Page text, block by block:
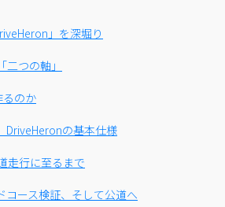
」を深堀り
つの軸」
るのか
DriveHeronの基本仕様
走行に至るまで
コース検証、そして公道へ